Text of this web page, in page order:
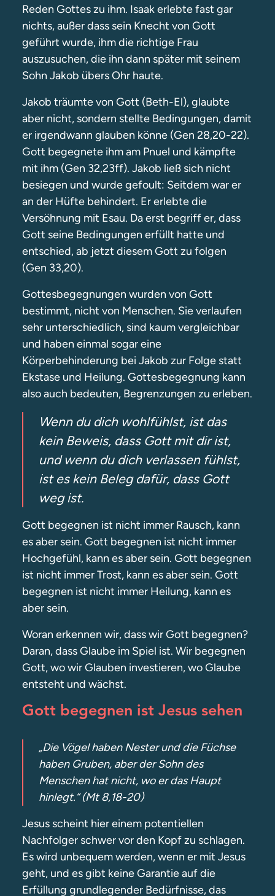
Reden Gottes zu ihm. Isaak erlebte fast gar
nichts, außer dass sein Knecht von Gott
geführt wurde, ihm die richtige Frau
auszusuchen, die ihn dann später mit seinem
Sohn Jakob übers Ohr haute.
Jakob träumte von Gott (Beth-El), glaubte
aber nicht, sondern stellte Bedingungen, damit
er irgendwann glauben könne (Gen 28,20-22).
Gott begegnete ihm am Pnuel und kämpfte
mit ihm (Gen 32,23ff). Jakob ließ sich nicht
besiegen und wurde gefoult: Seitdem war er
an der Hüfte behindert. Er erlebte die
Versöhnung mit Esau. Da erst begriff er, dass
Gott seine Bedingungen erfüllt hatte und
entschied, ab jetzt diesem Gott zu folgen
(Gen 33,20).
Gottesbegegnungen wurden von Gott
bestimmt, nicht von Menschen. Sie verlaufen
sehr unterschiedlich, sind kaum vergleichbar
und haben einmal sogar eine
Körperbehinderung bei Jakob zur Folge statt
Ekstase und Heilung. Gottesbegegnung kann
also auch bedeuten, Begrenzungen zu erleben.
Wenn du dich wohlfühlst, ist das
kein Beweis, dass Gott mit dir ist,
und wenn du dich verlassen fühlst,
ist es kein Beleg dafür, dass Gott
weg ist.
Gott begegnen ist nicht immer Rausch, kann
es aber sein. Gott begegnen ist nicht immer
Hochgefühl, kann es aber sein. Gott begegnen
ist nicht immer Trost, kann es aber sein. Gott
begegnen ist nicht immer Heilung, kann es
aber sein.
Woran erkennen wir, dass wir Gott begegnen?
Daran, dass Glaube im Spiel ist. Wir begegnen
Gott, wo wir Glauben investieren, wo Glaube
entsteht und wächst.
Gott begegnen ist Jesus sehen
„Die Vögel haben Nester und die Füchse
haben Gruben, aber der Sohn des
Menschen hat nicht, wo er das Haupt
hinlegt.“ (Mt 8,18-20)
Jesus scheint hier einem potentiellen
Nachfolger schwer vor den Kopf zu schlagen.
Es wird unbequem werden, wenn er mit Jesus
geht, und es gibt keine Garantie auf die
Erfüllung grundlegender Bedürfnisse, das